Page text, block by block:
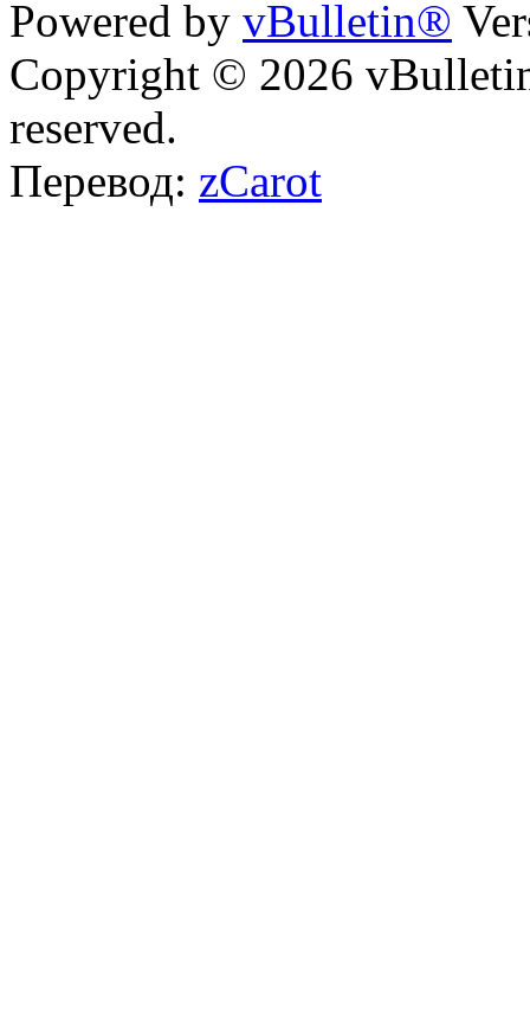
Powered by vBulletin®
Copyright © 2026
reserved.
Перевод: zCarot